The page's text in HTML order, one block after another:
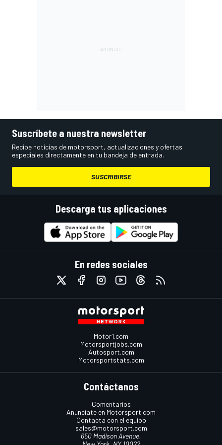
Suscríbete a nuestra newsletter
Recibe noticias de motorsport, actualizaciones y ofertas
especiales directamente en tu bandeja de entrada.
SUSCRIBIRSE
Descarga tus aplicaciones
En redes sociales
Motor1.com
Motorsportjobs.com
Autosport.com
Motorsportstats.com
Contáctanos
Comentarios
Anúnciate en Motorsport.com
Contacta con el equipo
sales@motorsport.com
650 Madison Avenue,